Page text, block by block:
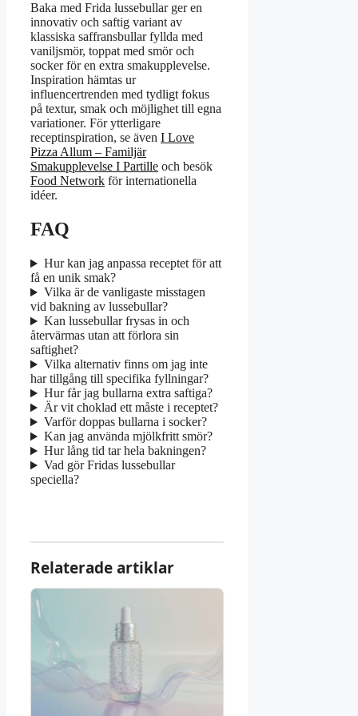
Baka med Frida lussebullar ger en
innovativ och saftig variant av
klassiska saffransbullar fyllda med
vaniljsmör, toppat med smör och
socker för en extra smakupplevelse.
Inspiration hämtas ur
influencertrenden med tydligt fokus
på textur, smak och möjlighet till egna
variationer. För ytterligare
receptinspiration, se även I Love
Pizza Allum – Familjär
Smakupplevelse I Partille och besök
Food Network för internationella
idéer.
FAQ
Hur kan jag anpassa receptet för att
få en unik smak?
Vilka är de vanligaste misstagen
vid bakning av lussebullar?
Kan lussebullar frysas in och
återvärmas utan att förlora sin
saftighet?
Vilka alternativ finns om jag inte
har tillgång till specifika fyllningar?
Hur får jag bullarna extra saftiga?
Är vit choklad ett måste i receptet?
Varför doppas bullarna i socker?
Kan jag använda mjölkfritt smör?
Hur lång tid tar hela bakningen?
Vad gör Fridas lussebullar
speciella?
Relaterade artiklar